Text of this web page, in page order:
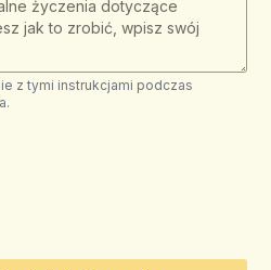
z tymi instrukcjami podczas